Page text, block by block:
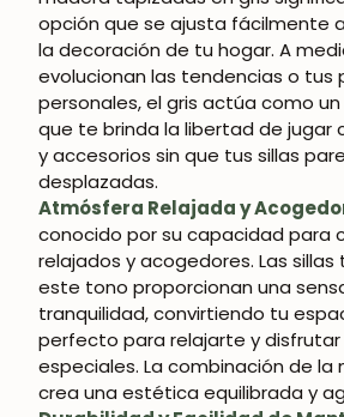
opción que se ajusta fácilmente
la decoración de tu hogar. A
evolucionan las tendencias o tus
personales, el gris actúa como
que te brinda la libertad de jugar
y accesorios sin que tus sillas
desplazadas.
Atmósfera Relajada y
conocido por su capacidad para
relajados y acogedores. Las
este tono proporcionan una
tranquilidad, convirtiendo tu
perfecto para relajarte y
especiales. La combinación de la
crea una estética equilibrada y